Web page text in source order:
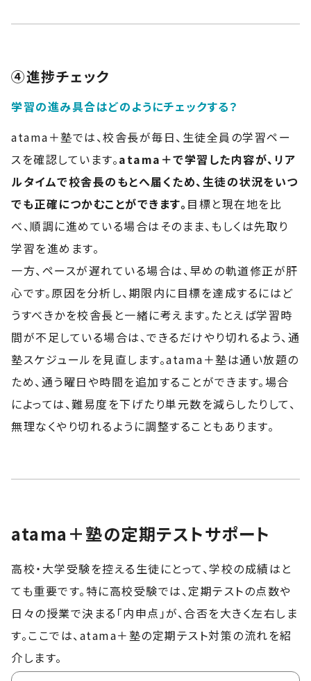
④進捗チェック
学習の進み具合はどのようにチェックする？
atama＋塾では、校舎長が毎日、生徒全員の学習ペー
スを確認しています。atama＋で学習した内容が、リア
ルタイムで校舎長のもとへ届くため、生徒の状況をいつ
でも正確につかむことができます。 目標と現在地を比
べ、順調に進めている場合はそのまま、もしくは先取り
学習を進めます。
一方、ペースが遅れている場合は、早めの軌道修正が肝
心です。原因を分析し、期限内に目標を達成するにはど
うすべきかを校舎長と一緒に考えます。たとえば学習時
間が不足している場合は、できるだけやり切れるよう、通
塾スケジュールを見直します。atama＋塾は通い放題の
ため、通う曜日や時間を追加することができます。場合
によっては、難易度を下げたり単元数を減らしたりして、
無理なくやり切れるように調整することもあります。
atama＋塾の定期テストサポート
高校・大学受験を控える生徒にとって、学校の成績はと
ても重要です。特に高校受験では、定期テストの点数や
日々の授業で決まる「内申点」が、合否を大きく左右しま
す。ここでは、atama＋塾の定期テスト対策の流れを紹
介します。